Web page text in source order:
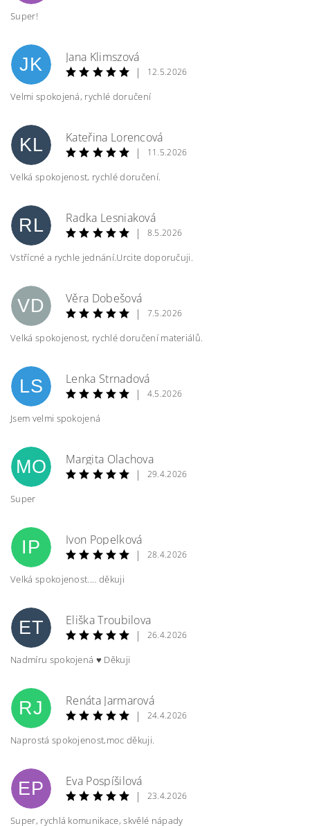
Super!
JK
Jana Klimszová
|
12.5.2026
Velmi spokojená, rychlé doručení
KL
Kateřina Lorencová
|
11.5.2026
Velká spokojenost, rychlé doručení.
RL
Radka Lesniaková
|
8.5.2026
Vstřícné a rychle jednání.Urcite doporučuji.
VD
Věra Dobešová
|
7.5.2026
Velká spokojenost, rychlé doručení materiálů.
LS
Lenka Strnadová
|
4.5.2026
Jsem velmi spokojená
MO
Margita Olachova
|
29.4.2026
Super
IP
Ivon Popelková
|
28.4.2026
Velká spokojenost.... děkuji
ET
Eliška Troubilova
|
26.4.2026
Nadmíru spokojená ♥️ Děkuji
RJ
Renáta Jarmarová
|
24.4.2026
Naprostá spokojenost,moc děkuji.
EP
Eva Pospíšilová
|
23.4.2026
Super, rychlá komunikace, skvělé nápady